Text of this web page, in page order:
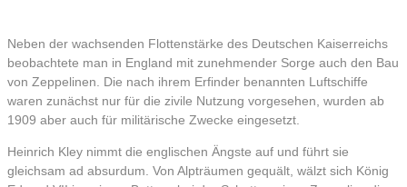
Neben der wachsenden Flottenstärke des Deutschen Kaiserreichs
beobachtete man in England mit zunehmender Sorge auch den Bau
von Zeppelinen. Die nach ihrem Erfinder benannten Luftschiffe
waren zunächst nur für die zivile Nutzung vorgesehen, wurden ab
1909 aber auch für militärische Zwecke eingesetzt.
Heinrich Kley nimmt die englischen Ängste auf und führt sie
gleichsam ad absurdum. Von Alpträumen gequält, wälzt sich König